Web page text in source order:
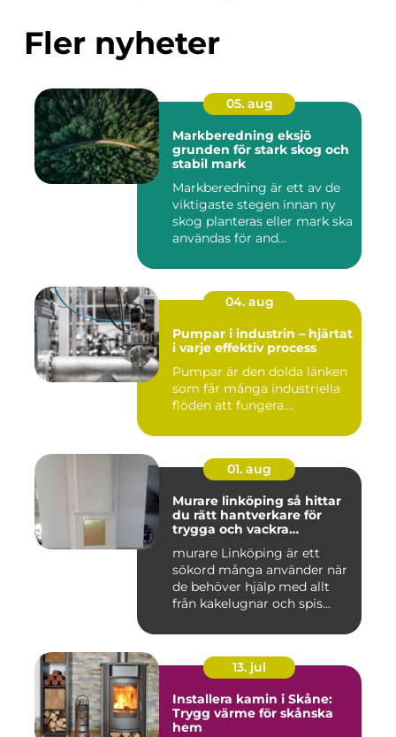
Fler nyheter
05. aug
Markberedning eksjö
grunden för stark skog och
stabil mark
Markberedning är ett av de
viktigaste stegen innan ny
skog planteras eller mark ska
användas för and...
04. aug
Pumpar i industrin – hjärtat
i varje effektiv process
Pumpar är den dolda länken
som får många industriella
flöden att fungera....
01. aug
Murare linköping så hittar
du rätt hantverkare för
trygga och vackra
murare Linköping är ett
sökord många använder när
de behöver hjälp med allt
från kakelugnar och spis...
13. jul
Installera kamin i Skåne:
Trygg värme för skånska
hem